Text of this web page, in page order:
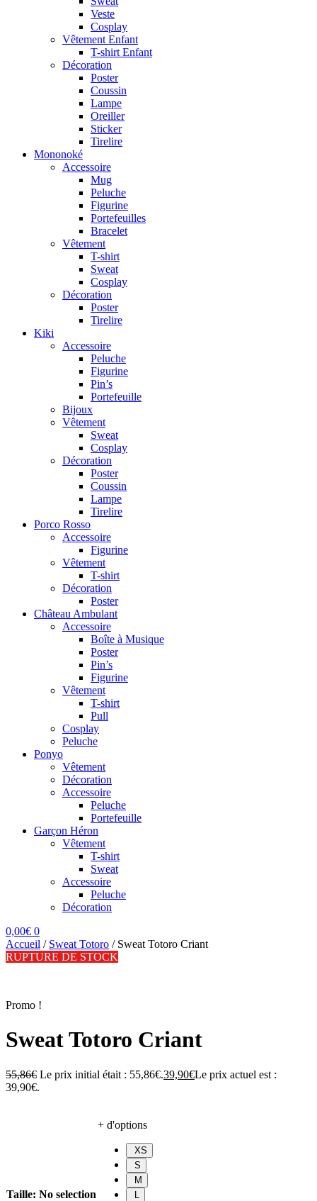
Veste
Cosplay
Vêtement Enfant
T-shirt Enfant
Décoration
Poster
Coussin
Lampe
Oreiller
Sticker
Tirelire
Mononoké
Accessoire
Mug
Peluche
Figurine
Portefeuilles
Bracelet
Vêtement
T-shirt
Sweat
Cosplay
Décoration
Poster
Tirelire
Kiki
Accessoire
Peluche
Figurine
Pin’s
Portefeuille
Bijoux
Vêtement
Sweat
Cosplay
Décoration
Poster
Coussin
Lampe
Tirelire
Porco Rosso
Accessoire
Figurine
Vêtement
T-shirt
Décoration
Poster
Château Ambulant
Accessoire
Boîte à Musique
Poster
Pin’s
Figurine
Vêtement
T-shirt
Pull
Cosplay
Peluche
Ponyo
Vêtement
Décoration
Accessoire
Peluche
Portefeuille
Garçon Héron
Vêtement
T-shirt
Sweat
Accessoire
Peluche
Décoration
0,00€ 0
Accueil / Sweat Totoro / Sweat Totoro Criant
RUPTURE DE STOCK
Promo !
Sweat Totoro Criant
55,86€ Le prix initial était : 55,86€.39,90€Le prix actuel est :
39,90€.
Taille: No selection
+ d'options
XS
S
M